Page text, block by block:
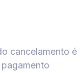
cancelamento